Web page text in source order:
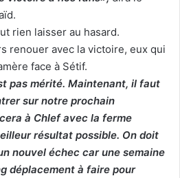
rien laisser au hasard.
renouer avec la victoire, eux qui
face à Sétif.
pas mérité. Maintenant, il faut
sur notre prochain
à Chlef avec la ferme
résultat possible. On doit
nouvel échec car une semaine
déplacement à faire pour